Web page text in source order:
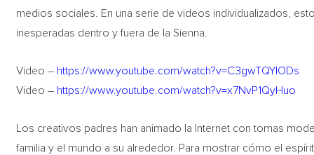
medios sociales. En una serie de videos individualizados,
inesperadas dentro y fuera de la Sienna.
Video – https://www.youtube.com/watch?v=C3gwTQYlODs
Video – https://www.youtube.com/watch?v=x7NvP1QyHuo
Los creativos padres han animado la Internet con tomas
familia y el mundo a su alrededor. Para mostrar cómo el